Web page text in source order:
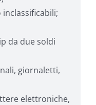
inclassificabili;
da due soldi
giornaletti,
elettroniche,